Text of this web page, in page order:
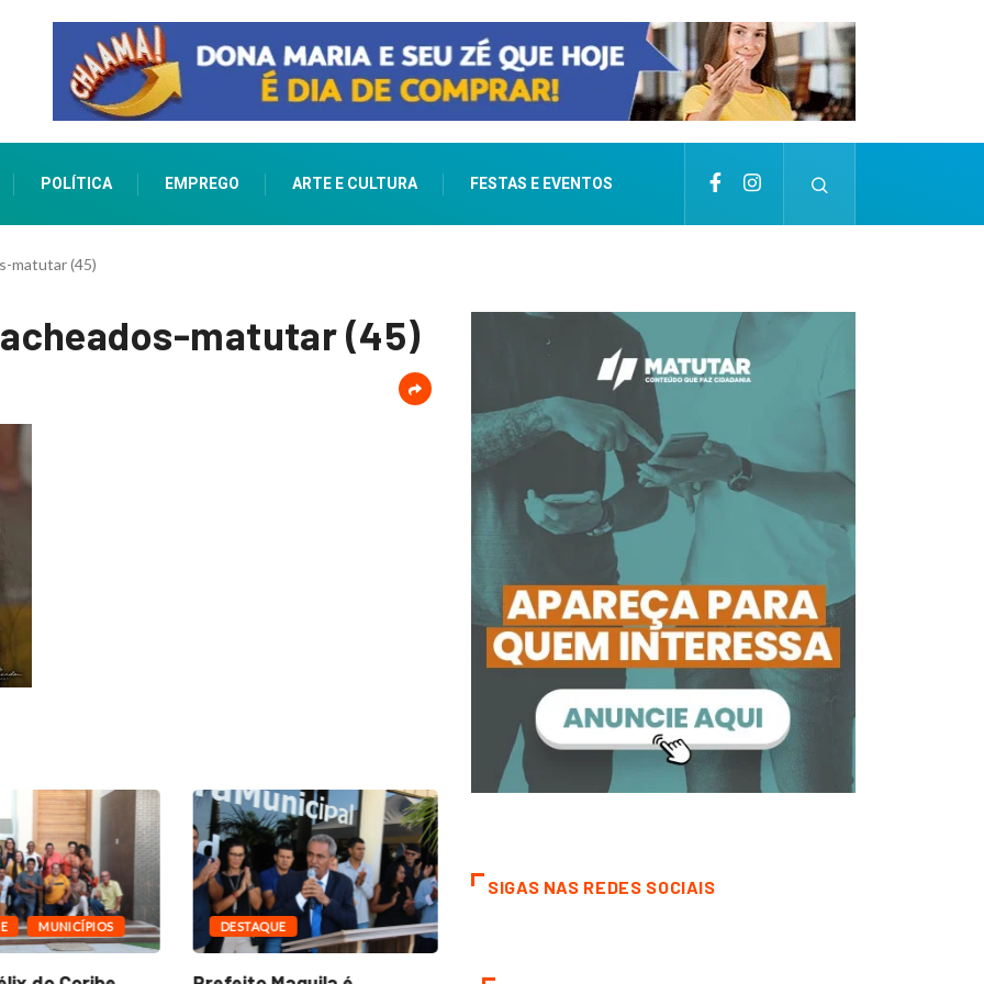
POLÍTICA EMPREGO ARTE E CULTURA FESTAS E EVENTOS
matutar (45)
matutar (45)
MUNICÍPIOS DESTAQUE
SIGAS NAS REDES SOCIAIS